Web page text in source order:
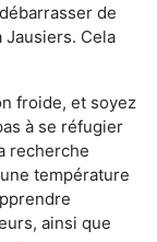
de
Cela
froide, et soyez
à se réfugier
recherche
température
ainsi que